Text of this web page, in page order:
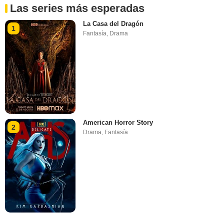
Las series más esperadas
1
La Casa del Dragón
Fantasía Drama
2
American Horror Story
Drama, Fantasía